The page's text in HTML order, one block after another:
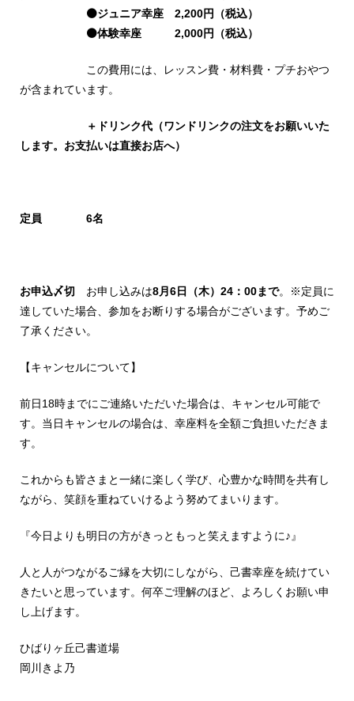
⚫ジュニア幸座 2,200円（税込）
⚫体験幸座 2,000円（税込）
この費用には、レッスン費・材料費・プチおやつ
が含まれています。
＋ドリンク代（ワンドリンクの注文をお願いいた
します。お支払いは直接お店へ）
定員 6名
お申込〆切 お申し込みは8月6日（木）24：00まで。※定員に
達していた場合、参加をお断りする場合がございます。予めご
了承ください。
【キャンセルについて】
前日18時までにご連絡いただいた場合は、キャンセル可能で
す。当日キャンセルの場合は、幸座料を全額ご負担いただきま
す。
これからも皆さまと一緒に楽しく学び、心豊かな時間を共有し
ながら、笑顔を重ねていけるよう努めてまいります。
『今日よりも明日の方がきっともっと笑えますように♪』
人と人がつながるご縁を大切にしながら、己書幸座を続けてい
きたいと思っています。何卒ご理解のほど、よろしくお願い申
し上げます。
ひばりヶ丘己書道場
岡川きよ乃